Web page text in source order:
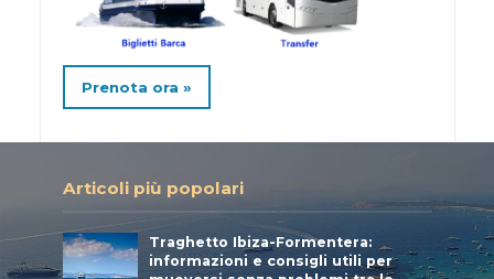
Prenota ora »
Articoli più popolari
Traghetto Ibiza-Formentera:
informazioni e consigli utili per